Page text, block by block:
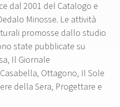
dal 2001 del Catalogo e
Minosse. Le attività
promosse dallo studio
state pubblicate su
Il Giornale
Ottagono, Il Sole
della Sera, Progettare e